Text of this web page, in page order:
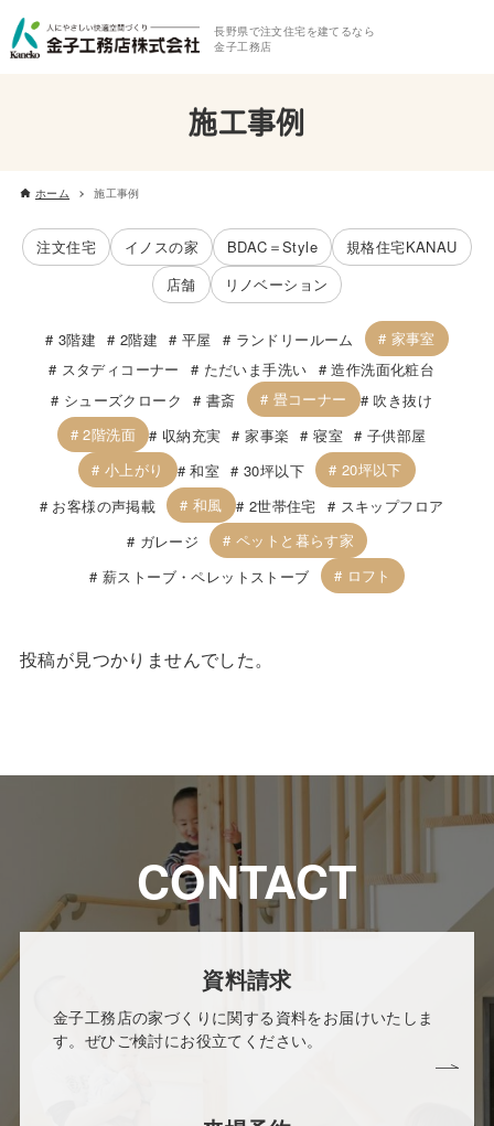
長野県で注文住宅を建てるなら
金子工務店
施工事例
ホーム 施工事例
注文住宅 イノスの家 BDAC＝Style
規格住宅KANAU
店舗
リノベーション
3階建 2階建 平屋 ランドリールーム
家事室
スタディコーナー
ただいま手洗い
造作洗面化粧台
シューズクローク
書斎 畳コーナー
吹き抜け
2階洗面
収納充実 家事楽 寝室
子供部屋
小上がり
和室 30坪以下
20坪以下
お客様の声掲載
和風 2世帯住宅
スキップフロア
ガレージ
ペットと暮らす家
薪ストーブ・ペレットストーブ
ロフト
投稿が見つかりませんでした。
CONTACT
資料請求
金子工務店の家づくりに関する資料をお届けいたしま
す。ぜひご検討にお役立てください。